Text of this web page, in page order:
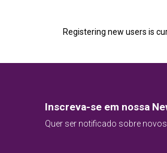
Registering new users is
Inscreva-se em nossa
Quer ser notificado sobre